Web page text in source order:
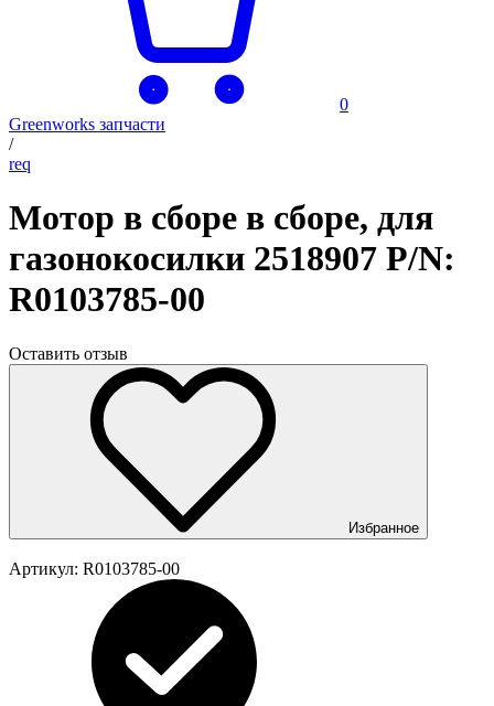
0
Greenworks запчасти
/
req
Мотор в сборе в сборе, для
газонокосилки 2518907 P/N:
R0103785-00
Оставить отзыв
Избранное
Артикул: R0103785-00